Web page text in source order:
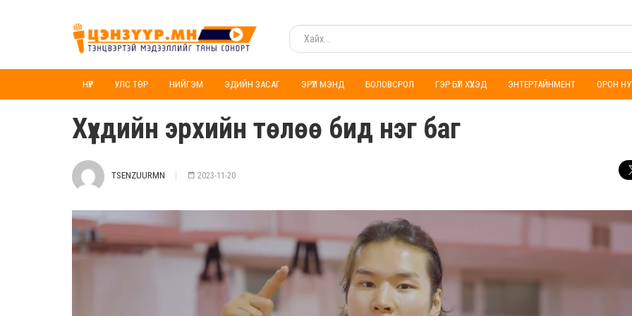
НҮҮР УЛС ТӨР НИЙГЭМ ЭДИЙН ЗАСАГ ЭРҮҮЛ МЭНД БОЛОВСРОЛ ГЭР БҮЛ ХҮҮХЭД ЭНТЕРТАЙНМЕНТ ОРОН
Хүүхдийн эрхийн төлөө бид нэг баг
TSENZUURMN 2023-11-20